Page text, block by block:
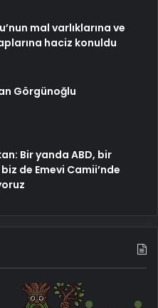
mal varlıklarına ve
haciz konuldu
Görgünoğlu
Bir yanda ABD, bir
de Emevi Camii’nde